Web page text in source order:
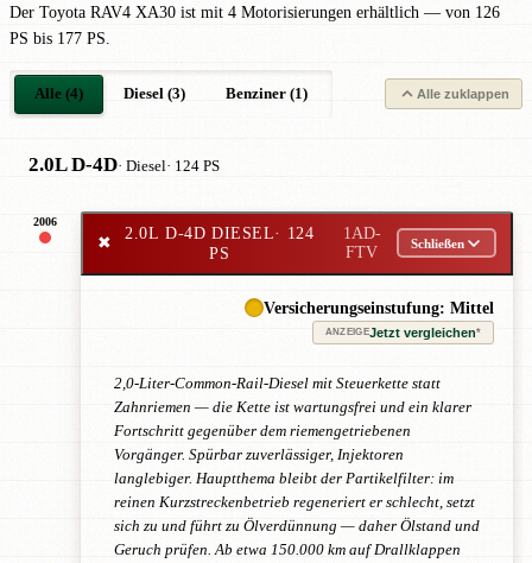
Der Toyota RAV4 XA30 ist mit 4 Motorisierungen erhältlich — von 126
PS bis 177 PS.
Alle (4) Diesel (3) Benziner (1) Alle zuklappen
2.0L D-4D· Diesel· 124 PS
2006
✖
2.0L D-4D DIESEL· 124
PS
1AD-
FTV
Schließen
Versicherungseinstufung: Mittel
ANZEIGEJetzt vergleichen*
2,0-Liter-Common-Rail-Diesel mit Steuerkette statt
Zahnriemen — die Kette ist wartungsfrei und ein klarer
Fortschritt gegenüber dem riemengetriebenen
Vorgänger. Spürbar zuverlässiger, Injektoren
langlebiger. Hauptthema bleibt der Partikelfilter: im
reinen Kurzstreckenbetrieb regeneriert er schlecht, setzt
sich zu und führt zu Ölverdünnung — daher Ölstand und
Geruch prüfen. Ab etwa 150.000 km auf Drallklappen